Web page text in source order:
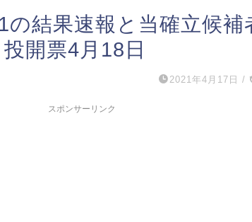
の結果速報と当確立候補
開票4月18日
2021年4月17日 /
スポンサーリンク